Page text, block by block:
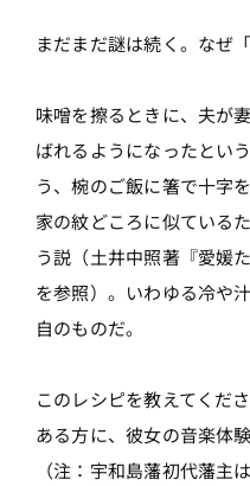
まだまだ謎は続く。なぜ
味噌を擦るときに、夫が
ばれるようになったとい
う、椀のご飯に箸で十字
家の紋どころに似ている
う説（土井中照著『愛媛
を参照）。いわゆる冷や
自のものだ。
このレシピを教えてくだ
ある方に、彼女の音楽体
（注：宇和島藩初代藩主